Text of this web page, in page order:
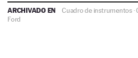
ARCHIVADO EN Cuadro de instrumentos·
Ford